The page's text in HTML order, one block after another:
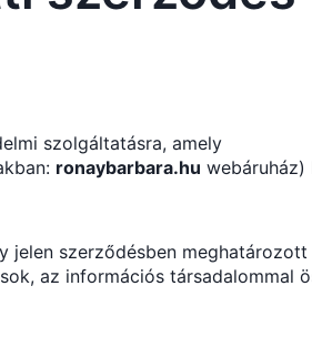
szolgáltatásra, amely
ronaybarbara.hu webáruház)
jelen szerződésben
az információs társadalommal